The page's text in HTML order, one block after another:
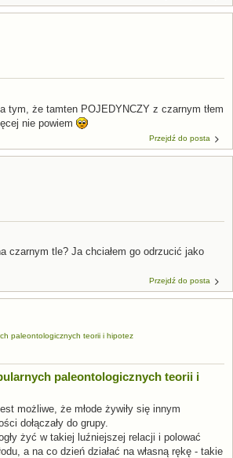
tym, że tamten POJEDYNCZY z czarnym tłem
nie powiem
Przejdź do posta
czarnym tle? Ja chciałem go odrzucić jako
Przejdź do posta
paleontologicznych teorii i hipotez
paleontologicznych teorii i
możliwe, że młode żywiły się innym
dołączały do grupy.
żyć w takiej luźniejszej relacji i polować
a na co dzień działać na własną rękę - takie